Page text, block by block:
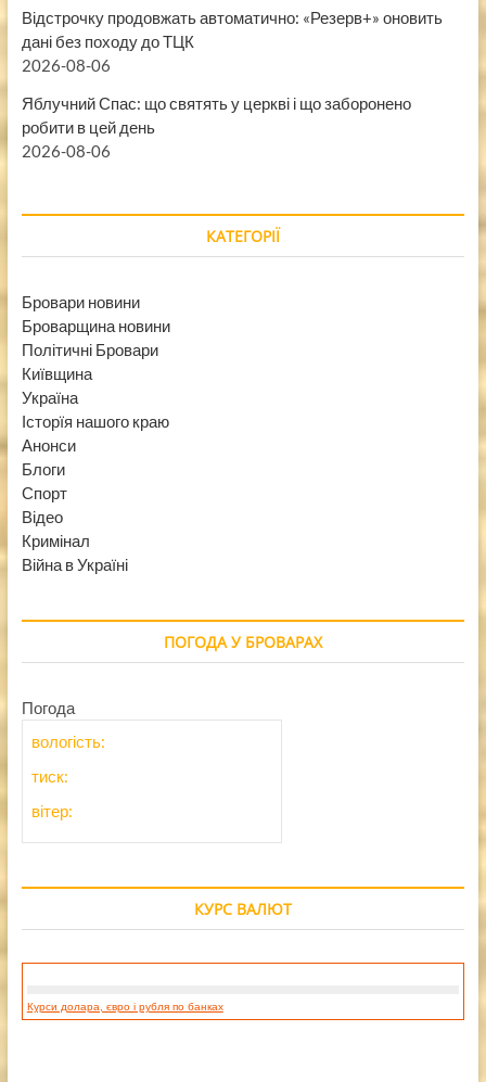
Відстрочку продовжать автоматично: «Резерв+» оновить
дані без походу до ТЦК
2026-08-06
Яблучний Спас: що святять у церкві і що заборонено
робити в цей день
2026-08-06
КАТЕГОРІЇ
Бровари новини
Броварщина новини
Політичні Бровари
Київщина
Україна
Історїя нашого краю
Анонси
Блоги
Спорт
Відео
Кримінал
Війна в Україні
ПОГОДА У БРОВАРАХ
Погода
вологість:
тиск:
вітер:
КУРС ВАЛЮТ
Курси долара, євро і рубля по банках